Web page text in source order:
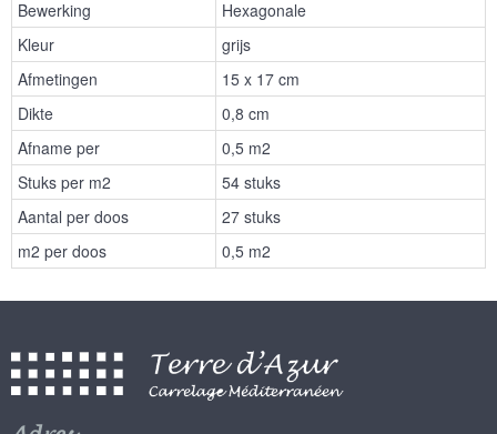
Bewerking
Hexagonale
Kleur
grijs
Afmetingen
15 x 17 cm
Dikte
0,8 cm
Afname per
0,5 m2
Stuks per m2
54 stuks
Aantal per doos
27 stuks
m2 per doos
0,5 m2